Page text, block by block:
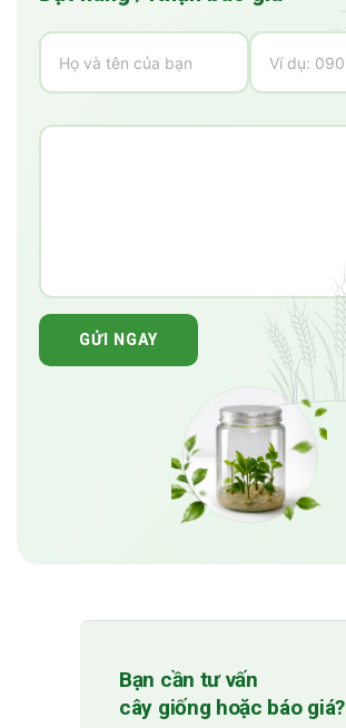
GỬI NGAY
Bạn cần tư vấn
cây giống hoặc báo giá?